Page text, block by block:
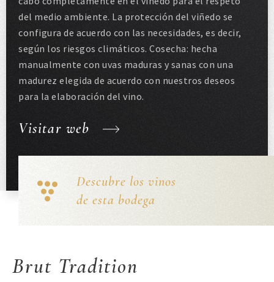
del medio ambiente. La protección del viñedo se
configura de acuerdo con las necesidades, es decir,
según los riesgos climáticos. Cosecha: hecha
manualmente con uvas maduras y sanas con una
madurez elegida de acuerdo con nuestros deseos
para la elaboración del vino.
Visitar web
Descubre los vinos
de esta bodega
Brut Tradition